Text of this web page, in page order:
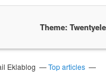
Theme:
Eklablog
Top articles